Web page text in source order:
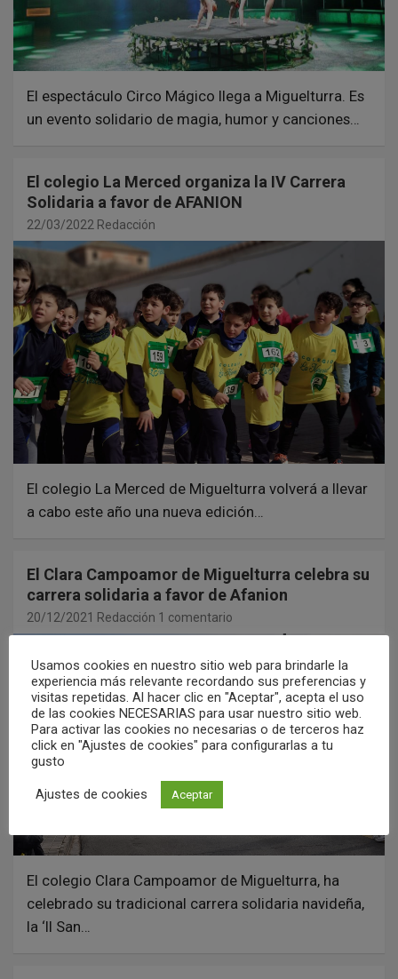
El espectáculo Circo Mágico llega a Miguelturra. Es
un evento solidario de magia, humor y canciones…
El colegio La Merced organiza la IV Carrera
Solidaria a favor de AFANION
22/03/2022 Redacción
El colegio La Merced de Miguelturra volverá a llevar
a cabo este año una nueva edición…
El Clara Campoamor de Miguelturra celebra su
carrera solidaria a favor de Afanion
20/12/2021 Redacción 1 comentario
El colegio Clara Campoamor de Miguelturra, ha
celebrado su tradicional carrera solidaria navideña,
la ‘II San…
Usamos cookies en nuestro sitio web para brindarle la
experiencia más relevante recordando sus preferencias y
visitas repetidas. Al hacer clic en "Aceptar", acepta el uso
de las cookies NECESARIAS para usar nuestro sitio web.
Para activar las cookies no necesarias o de terceros haz
click en "Ajustes de cookies" para configurarlas a tu
gusto
Ajustes de cookies Aceptar